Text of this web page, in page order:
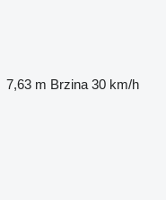
7,63 m Brzina 30 km/h